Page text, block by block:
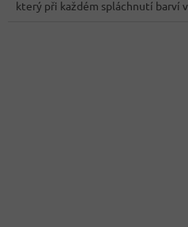
hvězdiček.
který při každém spláchnutí barví